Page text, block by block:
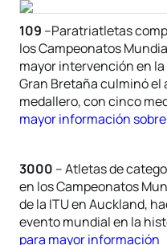
109 –Paratriatletas
los Campeonatos
mayor intervención en
Gran Bretaña culminó el
medallero, con cinco
mayor información
3000 – Atletas de
en los Campeonatos
de la ITU en Auckland,
evento mundial en la
para mayor información